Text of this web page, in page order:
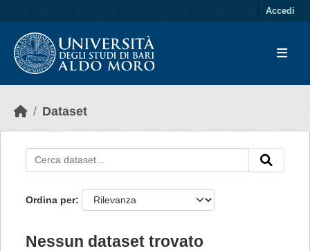
Accedi
Dataset
Ordina per
Nessun dataset trovato